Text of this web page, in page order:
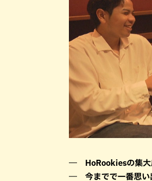
― HoRookiesの集
― 今までで一番思い